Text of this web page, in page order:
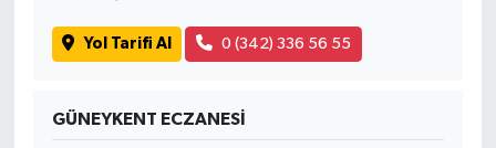
Yol Tarifi Al 0 (342) 336 56 55
GÜNEYKENT ECZANESİ